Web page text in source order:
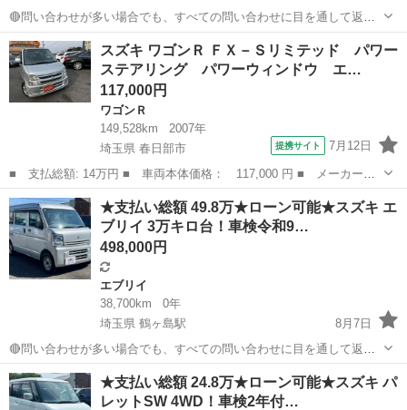
🔴問い合わせが多い場合でも、すべての問い合わせに目を通して返信
しておりますので、気にせずお気軽にお問い合わせください😊 ◆出品
番号◆ M5L1032 ◆支払い総額◆ 15.8万円 上記の金額は、消費税...
埼玉 川越市 鶴ヶ島駅
スズキ ワゴンＲ ＦＸ－Ｓリミテッド パワー
ステアリング パワーウィンドウ エ…
117,000円
ワゴンＲ
149,528km
2007年
埼玉県 春日部市
提携サイト 7月12日
■ 支払総額: 14万円 ■ 車両本体価格： 117,000 円 ■ メーカー
名： スズキ ■ 車種名： ワゴンＲ ■ グレード名： ＦＸ－Ｓリ
ミテッド パワーステアリング パワーウィンドウ エアバッグ エ
アコン スペアキ...
埼玉 春日部市 ワゴンＲ
★支払い総額 49.8万★ローン可能★スズキ エ
ブリイ 3万キロ台！車検令和9…
498,000円
エブリイ
38,700km
0年
埼玉県 鶴ヶ島駅
8月7日
🔴問い合わせが多い場合でも、すべての問い合わせに目を通して返信
しておりますので、気にせずお気軽にお問い合わせください😊 ◆出品
番号◆ Y5L6C2326 ◆支払い総額◆ 49.8万円 ローン可能！ 提携...
埼玉 川越市 鶴ヶ島駅 エブリイ
★支払い総額 24.8万★ローン可能★スズキ パ
レットSW 4WD！車検2年付…